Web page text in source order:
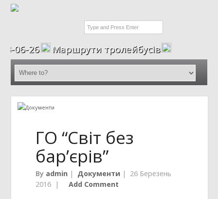
26 Маршрути тролейбусів
ГО “Світ без
бар’єрів”
By admin | Документи | 26 Березень
2016 | Add Comment